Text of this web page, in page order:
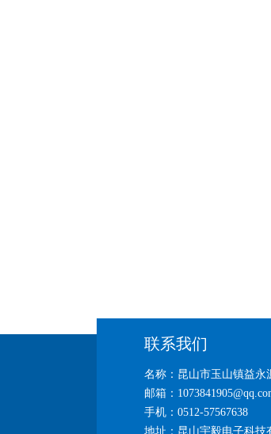
联系我们
名称：昆山市玉山镇益永
邮箱：
手机：0512-57567638
地址：昆山宇毅电子科技